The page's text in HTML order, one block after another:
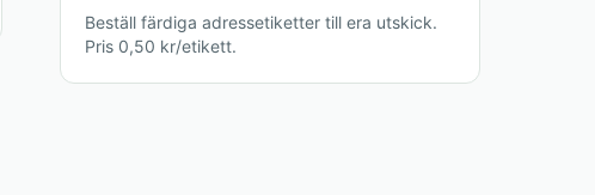
Beställ färdiga adressetiketter till era utskick.
Pris 0,50 kr/etikett.